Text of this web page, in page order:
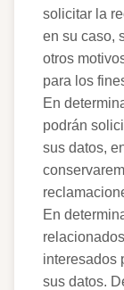
solicitar la
en su caso,
otros
para los
En
podrán
sus datos,
En
interesados
sus datos.